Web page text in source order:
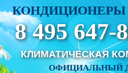
КОНДИЦИОНЕРЫ
8 495 647-
КЛИМАТИЧЕСКАЯ
ОФИЦИАЛЬНЫЙ